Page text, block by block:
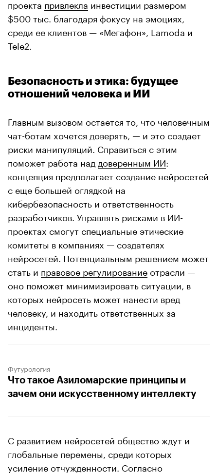
проекта привлекла инвестиции размером
$500 тыс. благодаря фокусу на эмоциях,
среди ее клиентов — «Мегафон», Lamoda и
Tele2.
Безопасность и этика: будущее
отношений человека и ИИ
Главным вызовом остается то, что человечным
чат-ботам хочется доверять, — и это создает
риски манипуляций. Справиться с этим
поможет работа над доверенным ИИ:
концепция предполагает создание нейросетей
с еще большей оглядкой на
кибербезопасность и ответственность
разработчиков. Управлять рисками в ИИ-
проектах смогут специальные этические
комитеты в компаниях — создателях
нейросетей. Потенциальным решением может
стать и правовое регулирование отрасли —
оно поможет минимизировать ситуации, в
которых нейросеть может нанести вред
человеку, и находить ответственных за
инциденты.
Футурология
Что такое Азиломарские принципы и
зачем они искусственному интеллекту
С развитием нейросетей общество ждут и
глобальные перемены, среди которых
усиление отчужденности. Согласно